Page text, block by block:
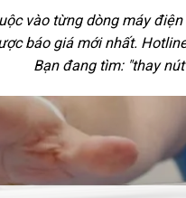
vào từng dòng máy
báo giá mới nhất.
Bạn đang tìm: "thay